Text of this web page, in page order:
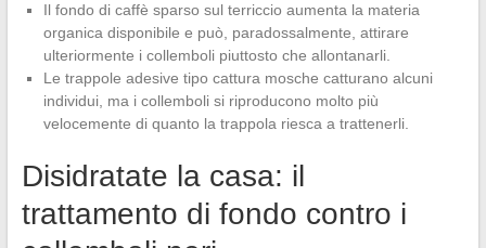
Il fondo di caffè sparso sul terriccio aumenta la materia
organica disponibile e può, paradossalmente, attirare
ulteriormente i collemboli piuttosto che allontanarli.
Le trappole adesive tipo cattura mosche catturano alcuni
individui, ma i collemboli si riproducono molto più
velocemente di quanto la trappola riesca a trattenerli.
Disidratate la casa: il
trattamento di fondo contro i